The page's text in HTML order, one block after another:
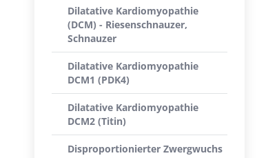
Dilatative Kardiomyopathie
(DCM) - Riesenschnauzer,
Schnauzer
Dilatative Kardiomyopathie
DCM1 (PDK4)
Dilatative Kardiomyopathie
DCM2 (Titin)
Disproportionierter Zwergwuchs